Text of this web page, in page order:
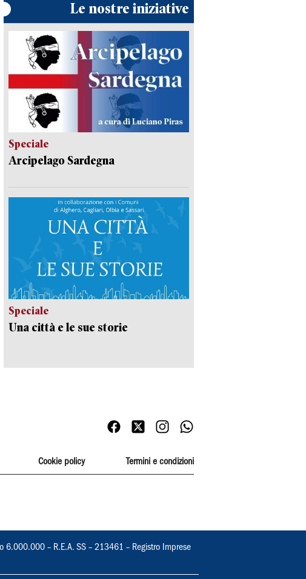
Le nostre iniziative
Speciale
Arcipelago Sardegna
Speciale
Una città e le sue storie
Cookie policy Termini e condizioni
6.000.000 – R.E.A. SS – 213461 – Registro Imprese